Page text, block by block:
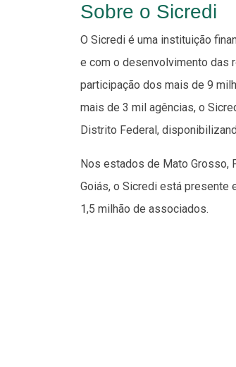
Sobre o Sicredi
O Sicredi é uma instituição
e com o desenvolvimento das
participação dos mais de 9
mais de 3 mil agências, o
Distrito Federal,
Nos estados de Mato Grosso,
Goiás, o Sicredi está presente
1,5 milhão de associados.